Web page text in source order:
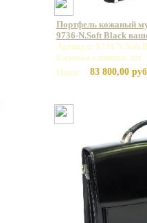
Портфель кожаный
9736-N.Soft Black
Артикул: 9736 N.Soft
Базовая единица: шт
Цена:
83 800,00